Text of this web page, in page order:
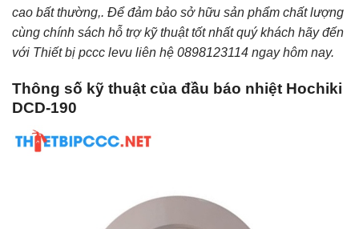
cao bất thường,. Để đảm bảo sở hữu sản phẩm chất lượng
cùng chính sách hỗ trợ kỹ thuật tốt nhất quý khách hãy đến
với Thiết bị pccc levu liên hệ 0898123114 ngay hôm nay.
Thông số kỹ thuật của đầu báo nhiệt Hochiki
DCD-190